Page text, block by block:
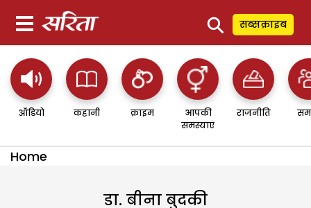
⚲ सब्सक्राइब
ऑडियो कहानी क्राइम
आपकी
समस्याएं
राजनीति
Home
डा. बीना बुदकी